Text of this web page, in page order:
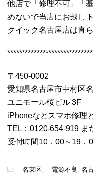
他店で「修理不可」「
めないで当店にお越し下
クイック名古屋店は直
〒450-0002
愛知県名古屋市中村区
ユニモール桜ビル 3F
iPhoneなどスマホ修理
TEL：0120-654-919 ま
受付時間10：00～19：
- 名東区 電源不良 名